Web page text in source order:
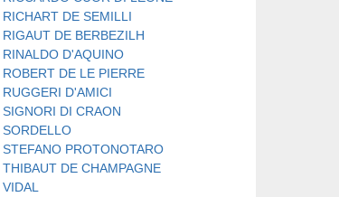
RICHART DE SEMILLI
RIGAUT DE BERBEZILH
RINALDO D'AQUINO
ROBERT DE LE PIERRE
RUGGERI D'AMICI
SIGNORI DI CRAON
SORDELLO
STEFANO PROTONOTARO
THIBAUT DE CHAMPAGNE
VIDAL